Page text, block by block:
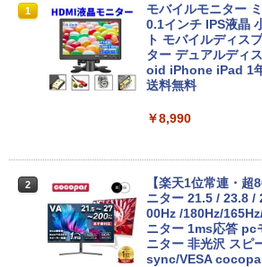
1
レビュー投稿 5年
H&B 搭載｜中古 ノ
ws11 Office付｜ス
代 メモリ 8GB 大
キー DVDドライブ
｜中古パソコン 中
【★最大100%ポイ
2026】【
キー】富士通
Core i5/メモリ
8GB/256GB/
1
モバイルモニター
0.1インチ IPS液晶
ト モバイルディス
ター デュアルディ
oid iPhone iPad 1
送料無料
￥8,990
2
【楽天1位常連・
ニター 21.5 / 23.8 /
00Hz /180Hz/
ニター 1ms応答 pc
ニター 非光沢 スピ
sync/VESA